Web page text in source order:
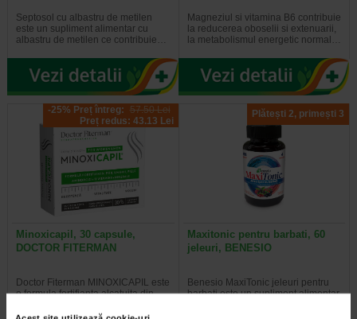
Septosol cu albastru de metilen
este un supliment alimentar cu
albastru de metilen ce contribuie…
Magneziul si vitamina B6 contribuie
la reducerea oboselii si extenuarii,
la metabolismul energetic normal…
-25% Preț întreg: 57.50 Lei
Preț redus: 43.13 Lei
Minoxicapil, 30 capsule,
DOCTOR FITERMAN
Doctor Fiterman MINOXICAPIL este
o formula fortifianta alcatuita din
Plătești 2, primești 3
Maxitonic pentru barbati, 60
jeleuri, BENESIO
Benesio MaxiTonic jeleuri pentru
barbati este un supliment alimentar